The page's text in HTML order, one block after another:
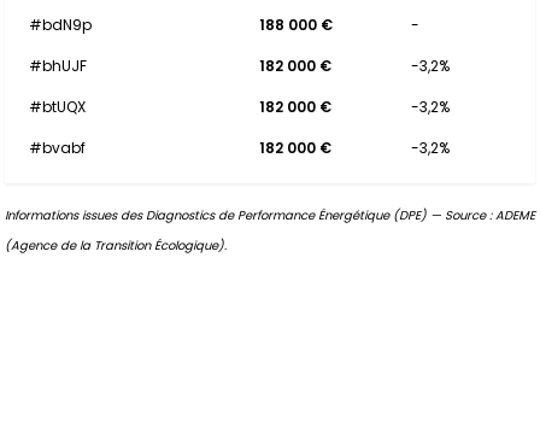
#bdN9p
188 000 €
-
#bhUJF
182 000 €
-3,2%
#btUQX
182 000 €
-3,2%
#bvabf
182 000 € -3,2%
Informations issues des Diagnostics de Performance Énergétique (DPE) — Source : ADEME
(Agence de la Transition Écologique).